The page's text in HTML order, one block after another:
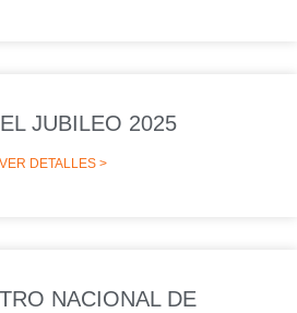
JUBILEO 2025
VER DETALLES >
NACIONAL DE